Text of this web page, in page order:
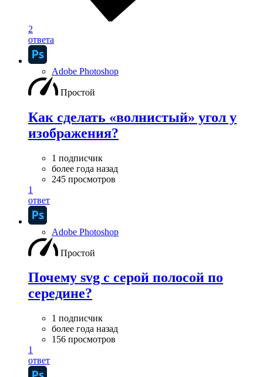
2
ответа
Adobe Photoshop
Простой
Как сделать «волнистый» угол у
изображения?
1 подписчик
более года назад
245 просмотров
1
ответ
Adobe Photoshop
Простой
Почему svg с серой полосой по
середине?
1 подписчик
более года назад
156 просмотров
1
ответ